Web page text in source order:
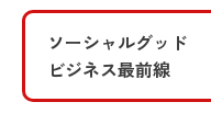
ソーシャルグッド
ビジネス最前線